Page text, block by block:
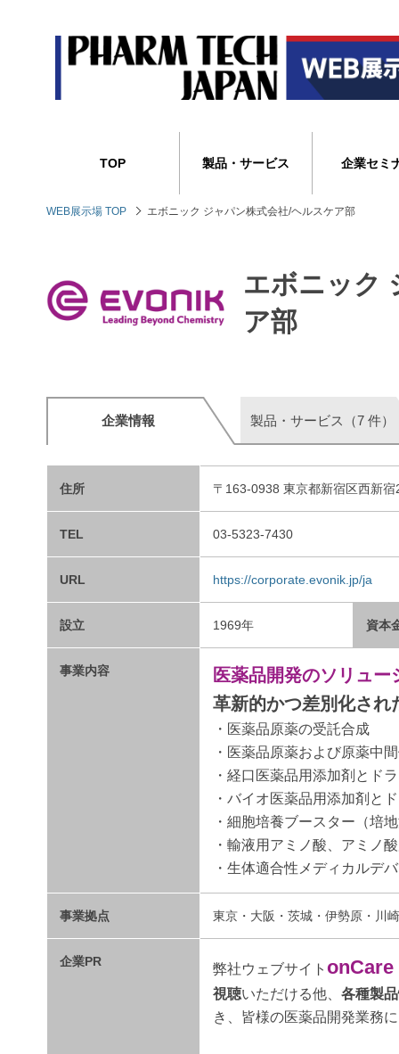
TOP 製品・サービス 企業セミ
WEB展示場 TOP エボニック ジャパン株式会社/ヘルスケア部
エボニック
ア部
企業情報 製品・サービス（7 件）
住所 〒163-0938 東京都新宿区西新
TEL 03-5323-7430
URL https://corporate.evonik.jp/ja
設立 1969年 資本
事業内容
医薬品開発のソリュ
革新的かつ差別化され
・医薬品原薬の受託合成
・医薬品原薬および原薬中
・経口医薬品用添加剤とド
・バイオ医薬品用添加剤と
・細胞培養ブースター（培
・輸液用アミノ酸、アミノ
・生体適合性メディカルデ
事業拠点 東京・大阪・茨城・伊勢原・川崎
企業PR 弊社ウェブサイト onCare
視聴いただける他、 各種製
き、皆様の医薬品開発業務